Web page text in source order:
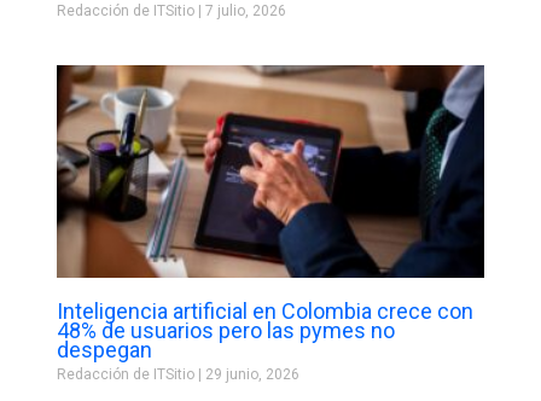
Redacción de ITSitio 7 julio, 2026
Inteligencia artificial en Colombia crece con
48% de usuarios pero las pymes no
despegan
Redacción de ITSitio 29 junio, 2026